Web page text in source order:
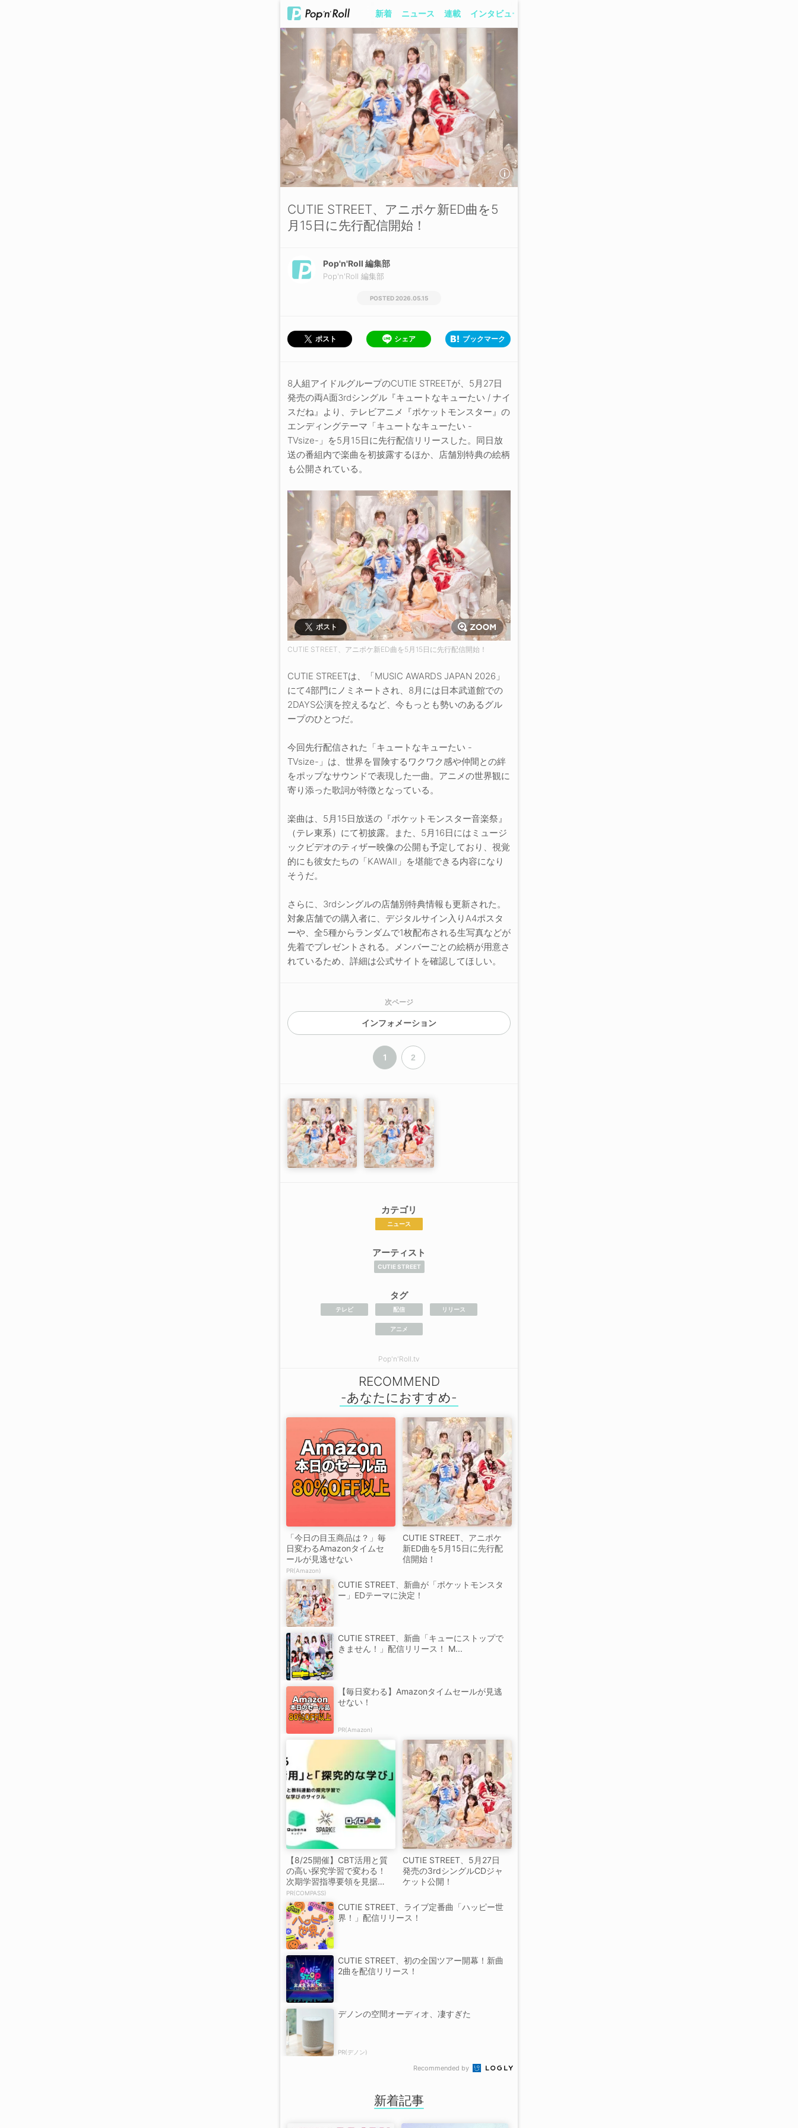
新着 ニュース 連載 インタビュー
CUTIE STREET、アニポケ新ED曲を5
月15日に先行配信開始！
Pop'n'Roll 編集部
Pop'n'Roll 編集部
2026.05.15
ポスト シェア ブックマーク
8人組アイドルグループのCUTIE STREETが、5月27日
発売の両A面3rdシングル『キュートなキューたい / ナイ
スだね』より、テレビアニメ『ポケットモンスター』の
エンディングテーマ「キュートなキューたい -
TVsize-」を5月15日に先行配信リリースした。同日放
送の番組内で楽曲を初披露するほか、店舗別特典の絵柄
も公開されている。
ポスト
CUTIE STREET、アニポケ新ED曲を5月15日に先行配信開始！
CUTIE STREETは、「MUSIC AWARDS JAPAN 2026」
にて4部門にノミネートされ、8月には日本武道館での
2DAYS公演を控えるなど、今もっとも勢いのあるグル
ープのひとつだ。
今回先行配信された「キュートなキューたい -
TVsize-」は、世界を冒険するワクワク感や仲間との絆
をポップなサウンドで表現した一曲。アニメの世界観に
寄り添った歌詞が特徴となっている。
楽曲は、5月15日放送の『ポケットモンスター音楽祭』
（テレ東系）にて初披露。また、5月16日にはミュージ
ックビデオのティザー映像の公開も予定しており、視覚
的にも彼女たちの「KAWAII」を堪能できる内容になり
そうだ。
さらに、3rdシングルの店舗別特典情報も更新された。
対象店舗での購入者に、デジタルサイン入りA4ポスタ
ーや、全5種からランダムで1枚配布される生写真などが
先着でプレゼントされる。メンバーごとの絵柄が用意さ
れているため、詳細は公式サイトを確認してほしい。
次ページ
インフォメーション
1 2
カテゴリ
ニュース
アーティスト
CUTIE STREET
タグ
テレビ 配信 リリース
アニメ
Pop'n'Roll.tv
RECOMMEND
「今日の目玉商品は？」毎
日変わるAmazonタイムセ
ールが見逃せない
PR(Amazon)
CUTIE STREET、アニポケ
新ED曲を5月15日に先行配
信開始！
CUTIE STREET、新曲が「ポケットモンスタ
ー」EDテーマに決定！
CUTIE STREET、新曲「キューにストップで
きません！」配信リリース！ M...
【毎日変わる】Amazonタイムセールが見逃
せない！
PR(Amazon)
【8/25開催】CBT活用と質
の高い探究学習で変わる！
次期学習指導要領を見据え
た...
PR(COMPASS)
CUTIE STREET、5月27日
発売の3rdシングルCDジャ
ケット公開！
CUTIE STREET、ライブ定番曲「ハッピー世
界！」配信リリース！
CUTIE STREET、初の全国ツアー開幕！新曲
2曲を配信リリース！
デノンの空間オーディオ、凄すぎた
PR(デノン)
Recommended by
新着記事